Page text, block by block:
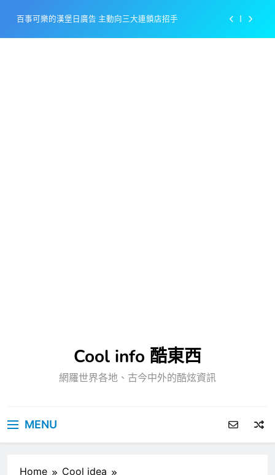
content
百事可樂的漢堡日廣告 主動向三大連鎖店招手
Cool info 酷東西
網羅世界各地、古今中外的酷炫資訊
MENU
Home
Cool idea